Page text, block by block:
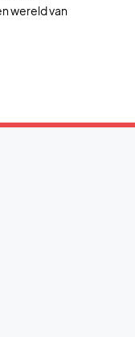
wereld van